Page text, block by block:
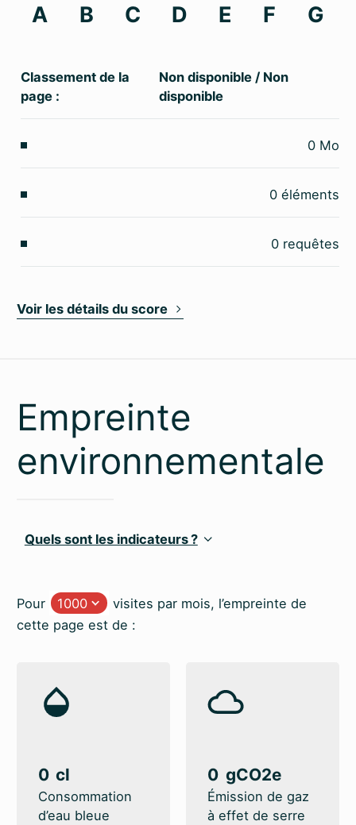
A B C D E F G
Classement de la
page :
Non disponible / Non
disponible
0 Mo
0 éléments
0 requêtes
Voir les détails du score
Empreinte
environnementale
Quels sont les indicateurs ?
Pour
visites par mois, l’empreinte de
cette page est de :
0
Consommation
d’eau bleue
0
Émission de gaz
à effet de serre